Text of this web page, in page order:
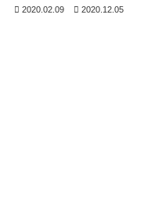
2020.02.09 2020.12.05